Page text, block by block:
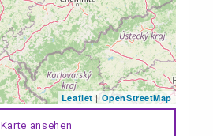
Leaflet| OpenStreetMap
Karte ansehen